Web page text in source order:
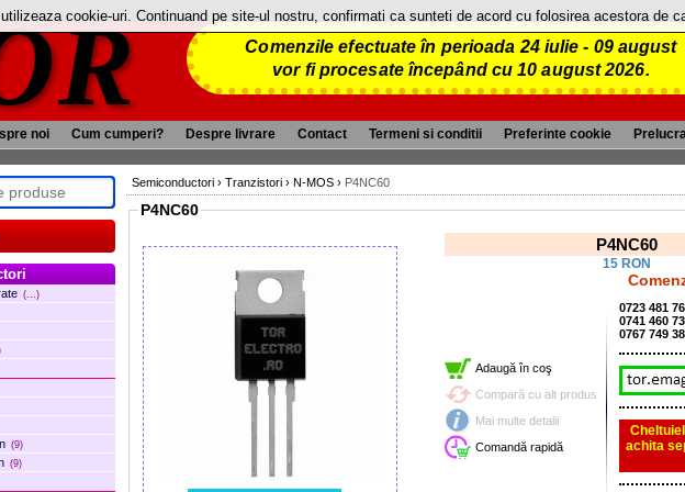
Comenzile efectuate în perioada 24 iulie - 09 august
vor fi procesate începând cu 10 august 2026.
noi Cum cumperi? Despre livrare Contact Termeni si conditii Preferinte cookie
(...)
(9)
(9)
Semiconductori › Tranzistori › N-MOS › P4NC60
P4NC60
P4NC60
15 RON
Adaugă în coş
Compară cu alt produs
Mai multe detalii
Comandă rapidă
0723 481
0741 460
0767 749
achita
cookie-uri. Continuand pe site-ul nostru, confirmati ca sunteti de acord cu folosirea acestora de